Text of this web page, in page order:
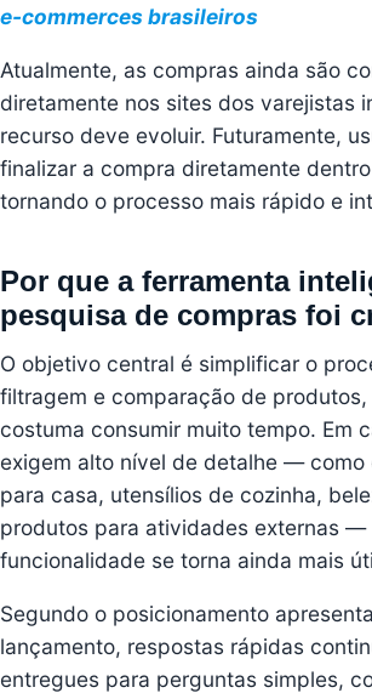
e-commerces brasileiros
Atualmente, as compras ainda são
diretamente nos sites dos varejistas
recurso deve evoluir. Futuramente,
finalizar a compra diretamente
tornando o processo mais rápido e
Por que a ferramenta
pesquisa de compras foi
O objetivo central é simplificar o
filtragem e comparação de
costuma consumir muito tempo. Em
exigem alto nível de detalhe — como
para casa, utensílios de cozinha,
produtos para atividades externas —
funcionalidade se torna ainda mais
Segundo o posicionamento
lançamento, respostas rápidas
entregues para perguntas simples,